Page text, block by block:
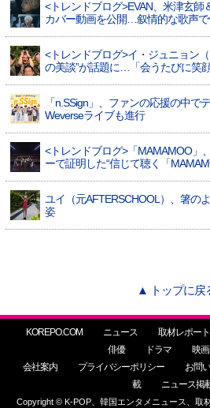
<トレンドブログ>EVAN、米津玄
カバー動画を公開…叙情的な歌声で
<トレンドブログ>イ・ジュニョン
の美談”が話題に…「会うたびに笑
「n.SSign」、ファンの応援の中
Weverseライブも進行
<トレンドブログ>「MAMAMOO
ーで証明した“信じて聴く「
ユイ（元AFTERSCHOOL）、箸の
姿
▲ トップに戻
KOREPO.COM ニュース 取材レポー
俳優
ドラマ 映画
会社案内
プライバシーポリシー お問
載
ニュース掲
Copyright © K-POP、韓国エンタメニュース、取